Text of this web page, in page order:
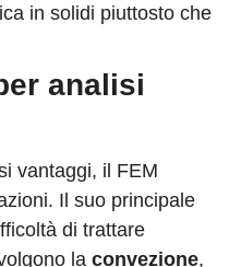
in solidi piuttosto che
analisi
vantaggi, il FEM
Il suo principale
di trattare
la convezione,